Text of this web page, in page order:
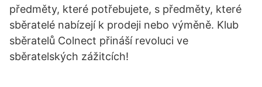
předměty, které potřebujete, s předměty, které
sběratelé nabízejí k prodeji nebo výměně. Klub
sběratelů Colnect přináší revoluci ve
sběratelských zážitcích!